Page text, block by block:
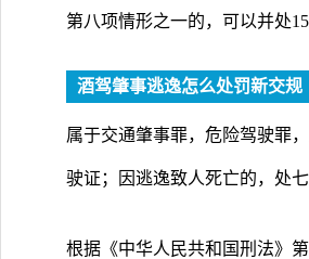
第八项情形之一的，可以并处15
酒驾肇事逃逸怎么处罚新交规
属于交通肇事罪，危险驾驶罪
驶证；因逃逸致人死亡的，处
根据《中华人民共和国刑法》